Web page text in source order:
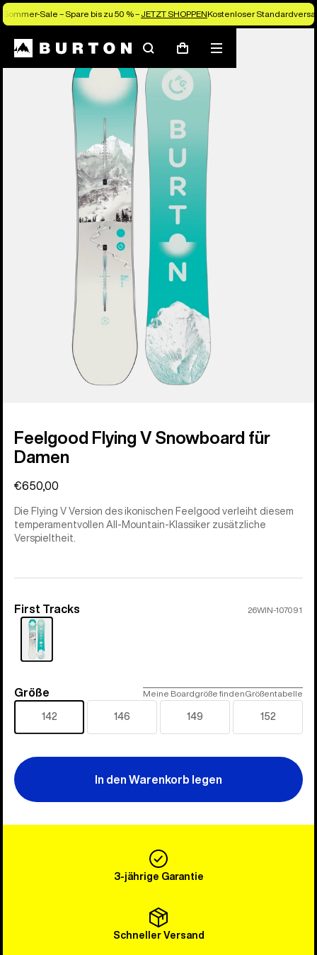
Sommer-Sale – Spare bis zu 50 % – JETZT SHOPPENKostenloser
SuchenWarenkorb
Menü
Die Experten von Burton erklären es dir
Feelgood Flying V Snowboard für
Damen
€650,00
Die Flying V Version des ikonischen Feelgood verleiht diesem
temperamentvollen All-Mountain-Klassiker zusätzliche
Verspieltheit.
Farbe
First Tracks 26WIN-107091
Größe
Größe Meine Boardgröße findenGrößentabelle
142 146 149 152
In den Warenkorb legen
3-jährige Garantie
Schneller Versand